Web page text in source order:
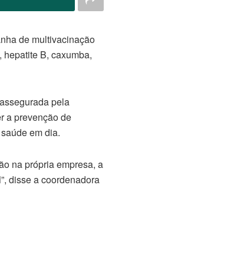
de multivacinação
B, caxumba,
pela
a prevenção de
em dia.
na própria empresa, a
disse a coordenadora